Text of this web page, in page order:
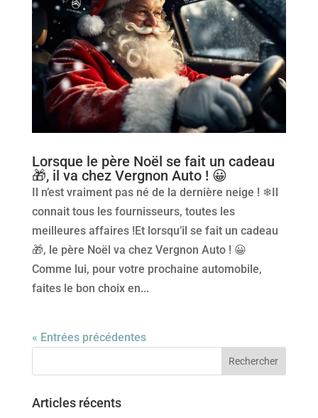
Lorsque le père Noël se fait un cadeau
🎁, il va chez Vergnon Auto ! 😀
Il n’est vraiment pas né de la dernière neige ! ❄Il
connait tous les fournisseurs, toutes les
meilleures affaires !Et lorsqu’il se fait un cadeau
🎁, le père Noël va chez Vergnon Auto ! 😀
Comme lui, pour votre prochaine automobile,
faites le bon choix en...
« Entrées précédentes
Articles récents